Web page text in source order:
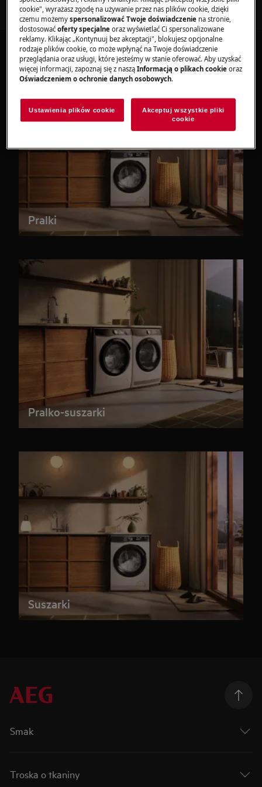
Pralki
Pralko-suszarki
Suszarki
Smak
Troska o tkaniny
cookie", wyrażasz zgodę na używanie przez nas plików cookie, dzięki
czemu możemyspersonalizować Twoje doświadczenie na stronie,
dostosowaćoferty specjalne oraz wyświetlać Ci spersonalizowane
reklamy. Klikając „Kontynuuj bez akceptacji", blokujesz opcjonalne
rodzaje plików cookie, co może wpłynąć na Twoje doświadczenie
przeglądania oraz usługi, które jesteśmy w stanie oferować. Aby uzyskać
więcej informacji, zapoznaj się z nasząInformacją o plikach cookie oraz
Oświadczeniem o ochronie danych osobowych.
Ustawienia plików cookie
Akceptuj wszystkie pliki
cookie